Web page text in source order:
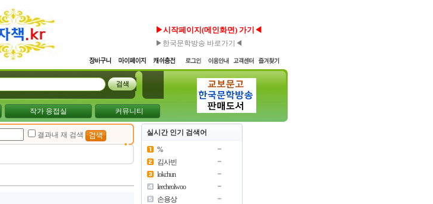
▶시작페이지(메인화면) 가기◀
▶한국문학방송 바로가기◀
작가 응접실 커뮤니티
결과내 재 검색 실시간 인기 검색어
%
김사빈
lokchun
leecheolwoo
손용상